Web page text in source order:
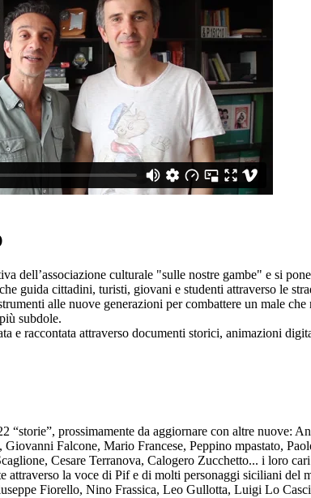
dell’associazione culturale "sulle nostre gambe" e si
guida cittadini, turisti, giovani e studenti attraverso le
alle nuove generazioni per combattere un male
subdole.
e raccontata attraverso documenti storici, animazioni
“storie”, prossimamente da aggiornare con altre
Falcone, Mario Francese, Peppino mpastato,
Cesare Terranova, Calogero Zucchetto... i loro
attraverso la voce di Pif e di molti personaggi siciliani
Fiorello, Nino Frassica, Leo Gullotta, Luigi Lo